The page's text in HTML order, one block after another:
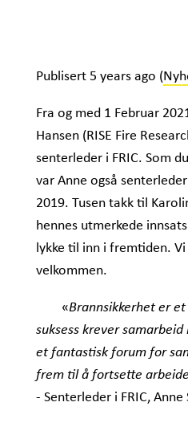
Publisert 5 years ago (
Fra og med 1 Februar
Hansen (RISE Fire
senterleder i FRIC. Som
var Anne også
2019. Tusen takk til
hennes utmerkede
lykke til inn i fremtiden.
velkommen.
«Brannsikkerhet er
suksess krever
et fantastisk forum for
frem til å fortsette
- Senterleder i FRIC,